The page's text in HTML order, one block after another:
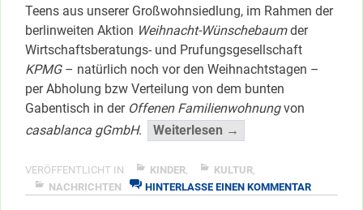
Teens aus unserer Großwohnsiedlung, im Rahmen der
berlinweiten Aktion Weihnacht-Wünschebaumder
Wirtschaftsberatungs- und Prufungsgesellschaft
KPMG– natürlich noch vor den Weihnachtstagen –
per Abholung bzw Verteilung von dem bunten
Gabentisch in der Offenen Familienwohnungvon
casablanca gGmbH. Weiterlesen →
wurden
80
VERÖFFENTLICHT IN KINDER KULTUR
NACHRICHTEN
HINTERLASSE EINEN KOMMENTARZU